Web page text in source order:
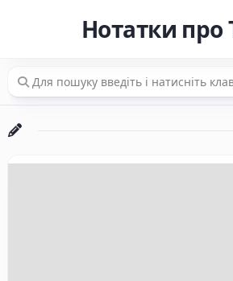
Нотатки про